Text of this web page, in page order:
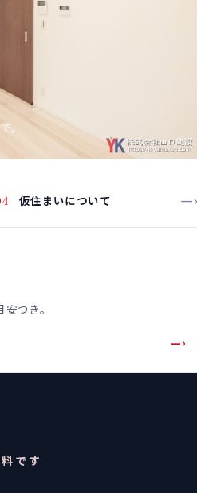
。 —›
仮住まいについて —›
つき。
—›
です